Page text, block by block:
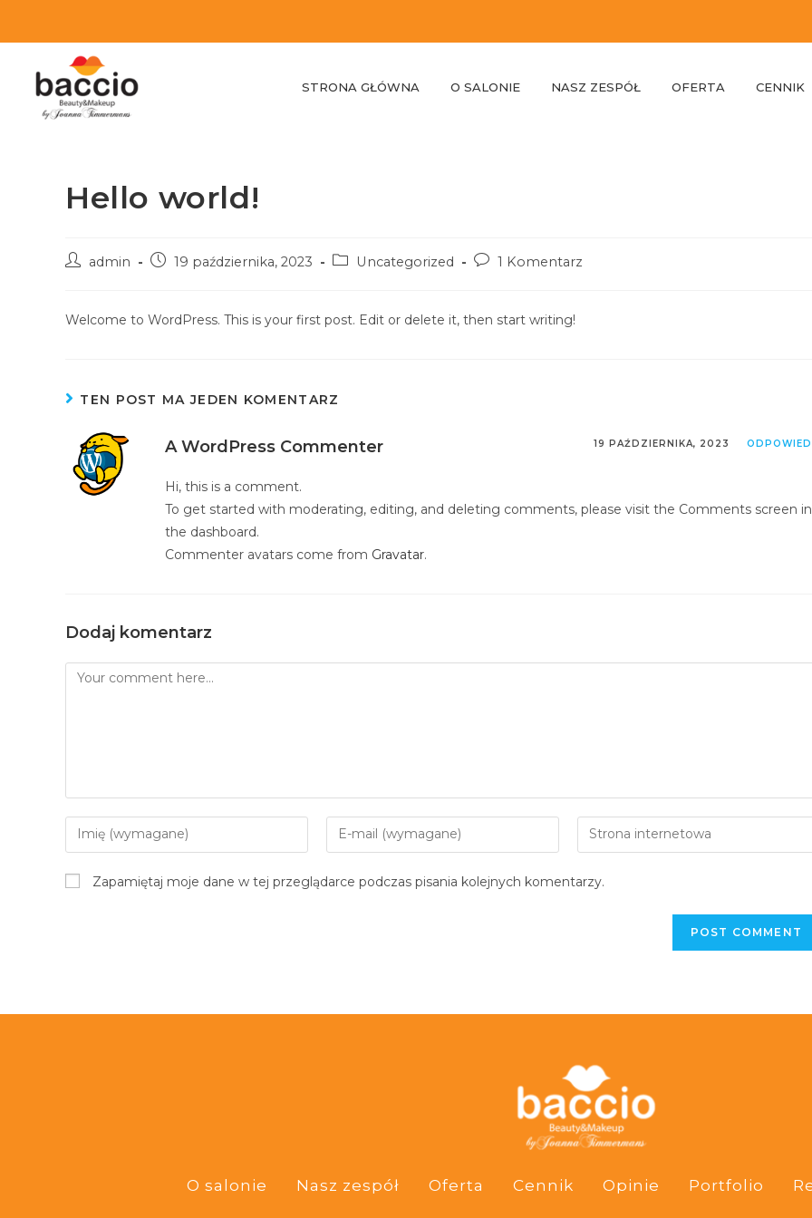
STRONA GŁÓWNA O SALONIE NASZ ZESPÓŁ OFERTA CENNIK
Hello world!
admin 19 października, 2023 Uncategorized 1 Komentarz
Welcome to WordPress. This is your first post. Edit or delete it, then start writing!
TEN POST MA JEDEN KOMENTARZ
A WordPress Commenter 19 PAŹDZIERNIKA, 2023
Hi, this is a comment.
To get started with moderating, editing, and deleting comments, please visit the Comments screen in
the dashboard.
Commenter avatars come from Gravatar.
Dodaj komentarz
Zapamiętaj moje dane w tej przeglądarce podczas pisania kolejnych komentarzy.
O salonie Nasz zespół Oferta Cennik Opinie Portfolio